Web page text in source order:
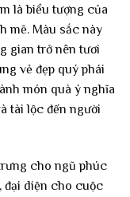
là biểu tượng của
mẽ. Màu sắc này
gian trở nên tươi
vẻ đẹp quý phái
món quà ý nghĩa
tài lộc đến người
cho ngũ phúc
đại diện cho cuộc